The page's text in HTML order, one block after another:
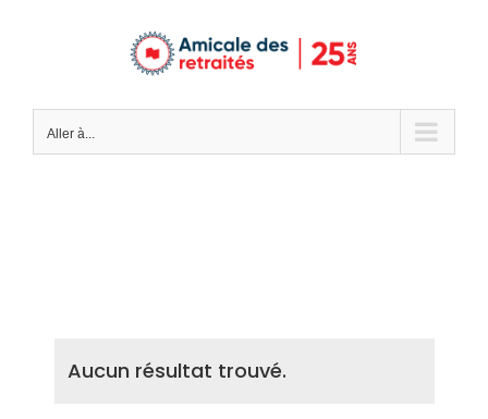
Aller à...
Aucun résultat trouvé.